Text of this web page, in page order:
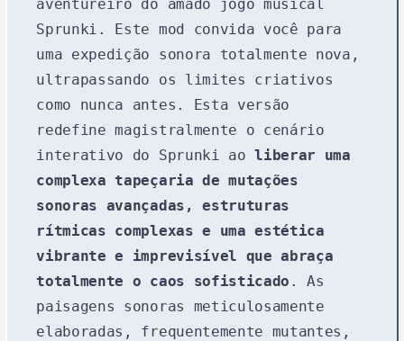
aventureiro do amado jogo musical
Sprunki. Este mod convida você para
uma expedição sonora totalmente nova,
ultrapassando os limites criativos
como nunca antes. Esta versão
redefine magistralmente o cenário
interativo do Sprunki aoliberar uma
complexa tapeçaria de mutações
sonoras avançadas, estruturas
rítmicas complexas e uma estética
vibrante e imprevisível que abraça
totalmente o caos sofisticado . As
paisagens sonoras meticulosamente
elaboradas, frequentemente mutantes,